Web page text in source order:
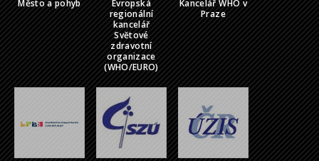
Město a pohyb
Evropská
regionální
kancelář
Světové
zdravotní
organizace
(WHO/EURO)
Kancelář WHO v
Praze